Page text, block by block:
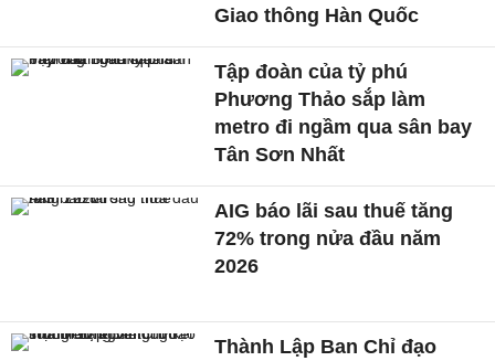
Giao thông Hàn Quốc
Tập đoàn của tỷ phú
Phương Thảo sắp làm
metro đi ngầm qua sân bay
Tân Sơn Nhất
AIG báo lãi sau thuế tăng
72% trong nửa đầu năm
2026
Thành Lập Ban Chỉ đạo